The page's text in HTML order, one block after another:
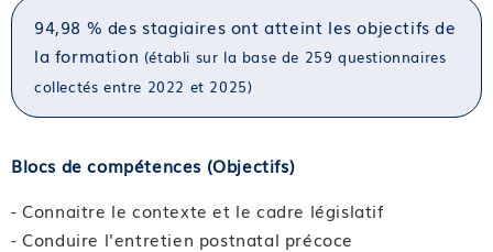
94,98 % des stagiaires ont atteint les objectifs de
la formation (établi sur la base de 259 questionnaires
collectés entre 2022 et 2025)
Blocs de compétences (Objectifs)
- Connaitre le contexte et le cadre législatif
- Conduire l'entretien postnatal précoce